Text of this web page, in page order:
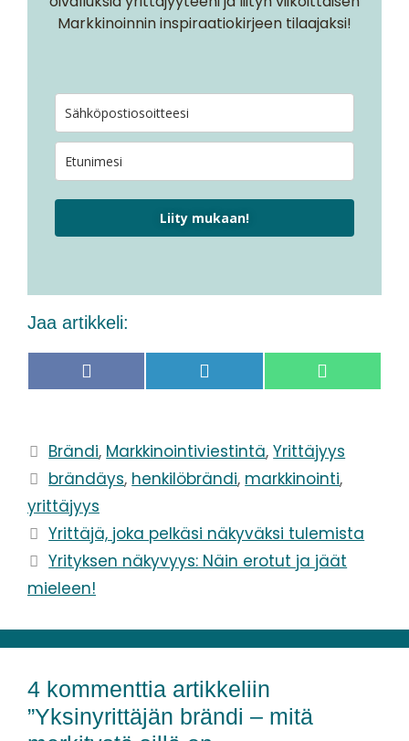
Markkinoinnin inspiraatiokirjeen tilaajaksi!
Liity mukaan!
Jaa artikkeli:
a
b
o
o
k
i
d
I
n
h
A
p
p
Brändi, Markkinointiviestintä,Yrittäjyys
brändäys, henkilöbrändi, markkinointi,
yrittäjyys
Yrittäjä, joka pelkäsi näkyväksi tulemista
Yrityksen näkyvyys: Näin erotut ja jäät
mieleen!
4 kommenttia artikkeliin
”Yksinyrittäjän brändi – mitä